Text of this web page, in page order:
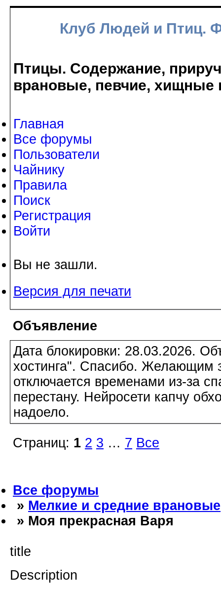
Клуб Людей и Птиц.
Птицы. Содержание,
врановые, певчие, хищные
Главная
Все форумы
Пользователи
Чайнику
Правила
Поиск
Регистрация
Войти
Вы не зашли.
Версия для печати
Объявление
Дата блокировки: 28.03.2026.
хостинга". Спасибо. Желающим
отключается временами из-за
перестану. Нейросети капчу
надоело.
Страниц: 1 2 3 … 7 Все
Все форумы
» Мелкие и средние врановые
» Моя прекрасная Варя
title
Description